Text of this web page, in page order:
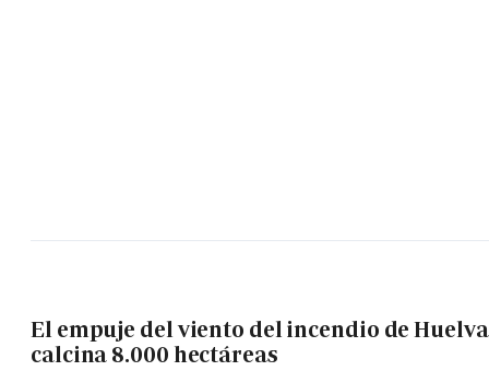
El empuje del viento del incendio de Huelva
calcina 8.000 hectáreas